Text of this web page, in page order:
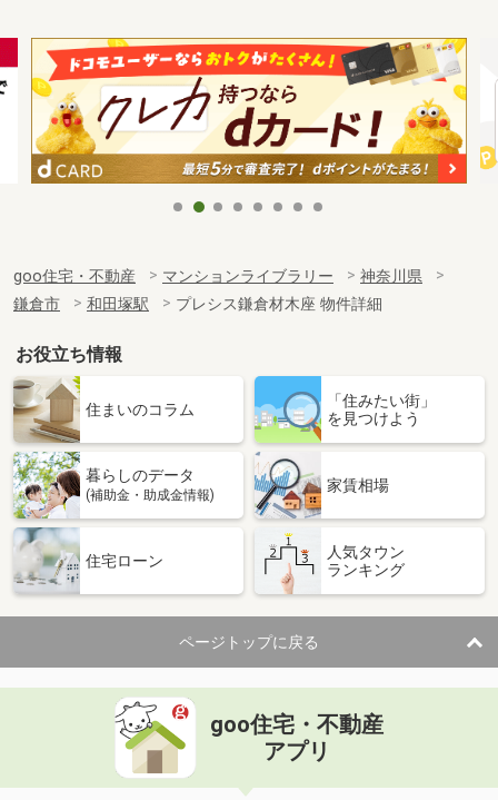
goo住宅・不動産 マンションライブラリー
神奈川県
鎌倉市
和田塚駅 プレシス鎌倉材木座 物件詳細
お役立ち情報
住まいのコラム
「住みたい街」
を見つけよう
暮らしのデータ
(補助金・助成金情報)
家賃相場
住宅ローン
人気タウン
ランキング
ページトップに戻る
goo住宅・不動産
アプリ